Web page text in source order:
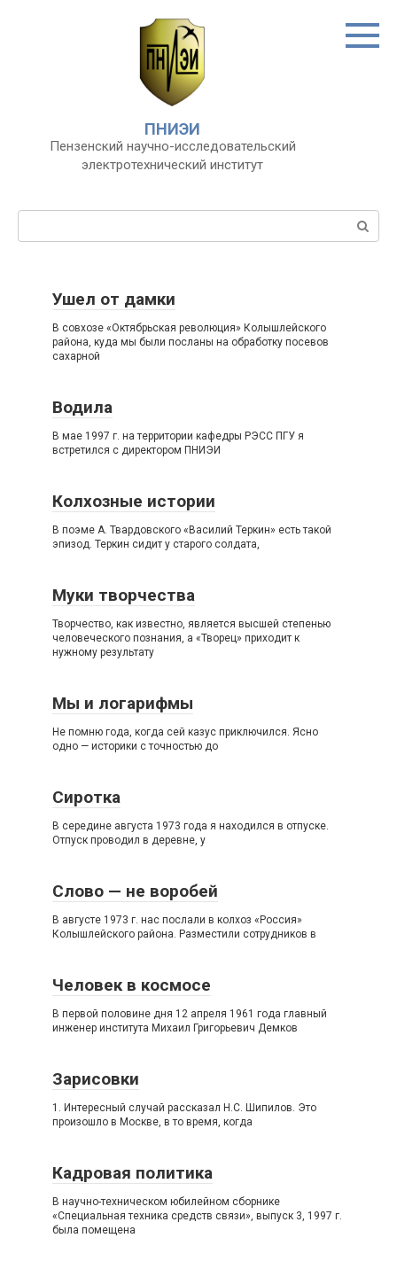
ПНИЭИ
Пензенский научно-исследовательский
электротехнический институт
Поиск:
Ушел от дамки
В совхозе «Октябрьская революция» Колышлейского
района, куда мы были посланы на обработку посевов
сахарной
Водила
В мае 1997 г. на территории кафедры РЭСС ПГУ я
встретился с директором ПНИЭИ
Колхозные истории
В поэме А. Твардовского «Василий Теркин» есть такой
эпизод. Теркин сидит у старого солдата,
Муки творчества
Творчество, как известно, является высшей степенью
человеческого познания, а «Творец» приходит к
нужному результату
Мы и логарифмы
Не помню года, когда сей казус приключился. Ясно
одно — историки с точностью до
Сиротка
В середине августа 1973 года я находился в отпуске.
Отпуск проводил в деревне, у
Слово — не воробей
В августе 1973 г. нас послали в колхоз «Россия»
Колышлейского района. Разместили сотрудников в
Человек в космосе
В первой половине дня 12 апреля 1961 года главный
инженер института Михаил Григорьевич Демков
Зарисовки
1. Интересный случай рассказал Н.С. Шипилов. Это
произошло в Москве, в то время, когда
Кадровая политика
В научно-техническом юбилейном сборнике
«Специальная техника средств связи», выпуск 3, 1997 г.
была помещена